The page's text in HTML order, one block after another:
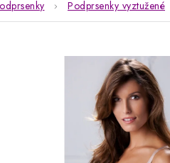
Podprsenky vyztužené